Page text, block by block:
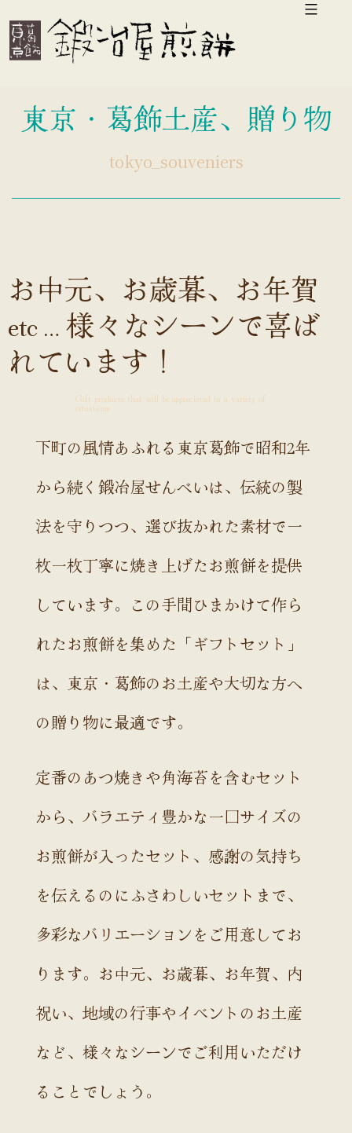
ン
テ
キ
東京・葛飾土産、贈り物
tokyo_souveniers
お中元、お歳暮、お年賀
etc…様々なシーンで喜ば
れています！
Gift products that will be appreciated in a variety of
situations
下町の風情あふれる東京葛飾で昭和2年
から続く鍛冶屋せんべいは、伝統の製
法を守りつつ、選び抜かれた素材で一
枚一枚丁寧に焼き上げたお煎餅を提供
しています。この手間ひまかけて作ら
れたお煎餅を集めた「ギフトセット」
は、東京・葛飾のお土産や大切な方へ
の贈り物に最適です。
定番のあつ焼きや角海苔を含むセット
から、バラエティ豊かな一口サイズの
お煎餅が入ったセット、感謝の気持ち
を伝えるのにふさわしいセットまで、
多彩なバリエーションをご用意してお
ります。お中元、お歳暮、お年賀、内
祝い、地域の行事やイベントのお土産
など、様々なシーンでご利用いただけ
ることでしょう。